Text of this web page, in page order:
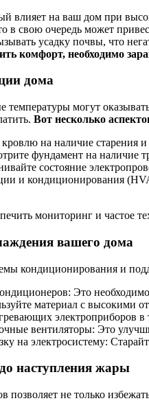
влияет на ваш дом при
в свою очередь может
усадку почвы, что
комфорт, необходимо
дома
могут
Вот несколько
на наличие старения
фундамент на наличие
состояние
и кондиционирования
мониторинг и частое
вашего дома
кондиционирования и
Это
материал с высокими
электроприборов в
вентиляторы: Это
на электросистему:
наступления жары
позволяет не только